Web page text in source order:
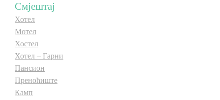
Смјештај
Хотел
Мотел
Хостел
Хотел – Гарни
Пансион
Преноћиште
Камп